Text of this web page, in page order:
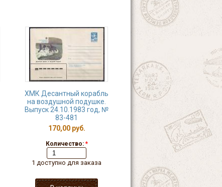
ХМК Десантный корабль
на воздушной подушке.
Выпуск 24.10.1983 год, №
83-481
170,00 руб.
Количество: *
1 доступно для заказа